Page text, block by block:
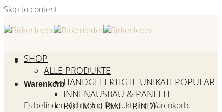
Skip to content
Warenkorb
Es befinden sich keine Produkte im Warenkorb.
SHOP
ALLE PRODUKTE
HANDGEFERTIGTE UNIKATE
INNENAUSBAU & PANEELE
ROHMATERIAL – RINDE